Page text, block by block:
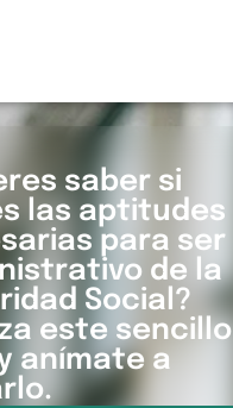
saber si
las aptitudes
para ser
de la
Social?
este sencillo
anímate a